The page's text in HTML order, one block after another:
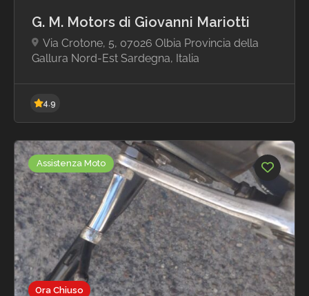
4.7
G. M. Motors di Giovanni Mariotti
Via Crotone, 5, 07026 Olbia Provincia della
Gallura Nord-Est Sardegna, Italia
Ora Chiuso
Assistenza Moto